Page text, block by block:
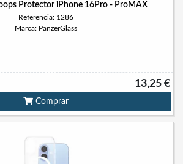
Protector iPhone 16Pro - ProMAX
Referencia: 1286
Marca: PanzerGlass
13,25 €
Comprar